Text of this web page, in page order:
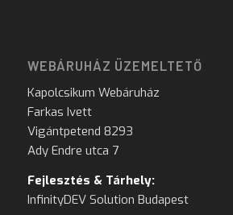
WEBÁRUHÁZ ÜZEMELTETŐ
Kapolcsikum Webáruház
Farkas Ivett
Vigántpetend 8293
Ady Endre utca 7
Fejlesztés & Tárhely:
InfinityDEV Solution Budapest